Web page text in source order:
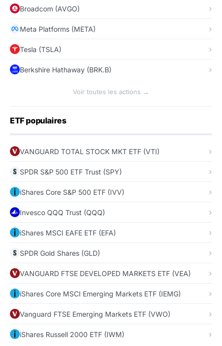
Broadcom (AVGO)
Meta Platforms (META)
Tesla (TSLA)
Berkshire Hathaway (BRK.B)
Voir toutes les actions →
ETF populaires
VANGUARD TOTAL STOCK MKT ETF (VTI)
SPDR S&P 500 ETF Trust (SPY)
iShares Core S&P 500 ETF (IVV)
Invesco QQQ Trust (QQQ)
iShares MSCI EAFE ETF (EFA)
SPDR Gold Shares (GLD)
VANGUARD FTSE DEVELOPED MARKETS ETF (VEA)
iShares Core MSCI Emerging Markets ETF (IEMG)
Vanguard FTSE Emerging Markets ETF (VWO)
iShares Russell 2000 ETF (IWM)